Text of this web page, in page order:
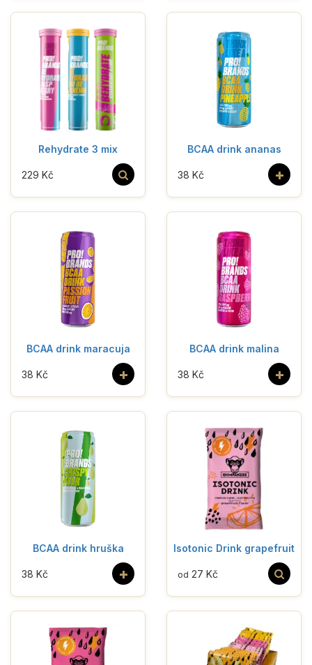
Rehydrate 3 mix
229 Kč
BCAA drink ananas
+
38 Kč
BCAA drink maracuja
+
38 Kč
BCAA drink malina
+
38 Kč
BCAA drink hruška
+
38 Kč
Isotonic Drink grapefruit
od 27 Kč